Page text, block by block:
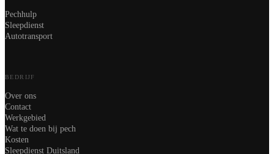
Pechhulp
Sleepdienst
Autotransport
BEDRIJF
Over ons
Contact
Werkgebied
Wat te doen bij pech
Kosten
Sleepdienst Duitsland